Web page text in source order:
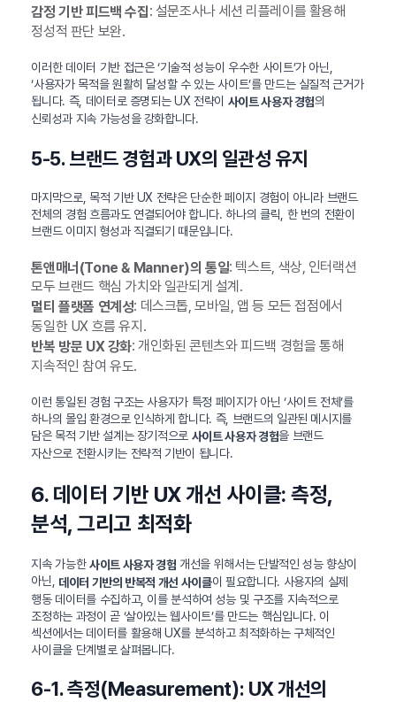
감정 기반 피드백 수집: 설문조사나 세션 리플레이를 활용해
정성적 판단 보완.
이러한 데이터 기반 접근은 ‘기술적 성능이 우수한 사이트’가 아닌,
‘사용자가 목적을 원활히 달성할 수 있는 사이트’를 만드는 실질적 근거가
됩니다. 즉, 데이터로 증명되는 UX 전략이 사이트 사용자 경험의
신뢰성과 지속 가능성을 강화합니다.
5-5. 브랜드 경험과 UX의 일관성 유지
마지막으로, 목적 기반 UX 전략은 단순한 페이지 경험이 아니라 브랜드
전체의 경험 흐름과도 연결되어야 합니다. 하나의 클릭, 한 번의 전환이
브랜드 이미지 형성과 직결되기 때문입니다.
톤앤매너(Tone & Manner)의 통일: 텍스트, 색상, 인터랙션
모두 브랜드 핵심 가치와 일관되게 설계.
멀티 플랫폼 연계성: 데스크톱, 모바일, 앱 등 모든 접점에서
동일한 UX 흐름 유지.
반복 방문 UX 강화: 개인화된 콘텐츠와 피드백 경험을 통해
지속적인 참여 유도.
이런 통일된 경험 구조는 사용자가 특정 페이지가 아닌 ‘사이트 전체’를
하나의 몰입 환경으로 인식하게 합니다. 즉, 브랜드의 일관된 메시지를
담은 목적 기반 설계는 장기적으로 사이트 사용자 경험을 브랜드
자산으로 전환시키는 전략적 기반이 됩니다.
6. 데이터 기반 UX 개선 사이클: 측정,
분석, 그리고 최적화
지속 가능한사이트 사용자 경험 개선을 위해서는 단발적인 성능 향상이
아닌, 데이터 기반의 반복적 개선 사이클이 필요합니다. 사용자의 실제
행동 데이터를 수집하고, 이를 분석하여 성능 및 구조를 지속적으로
조정하는 과정이 곧 ‘살아있는 웹사이트’를 만드는 핵심입니다. 이
섹션에서는 데이터를 활용해 UX를 분석하고 최적화하는 구체적인
사이클을 단계별로 살펴봅니다.
6-1. 측정(Measurement): UX 개선의